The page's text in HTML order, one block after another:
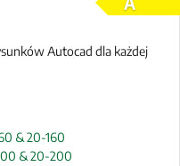
Autocad dla każdej
& 20-160
& 20-200